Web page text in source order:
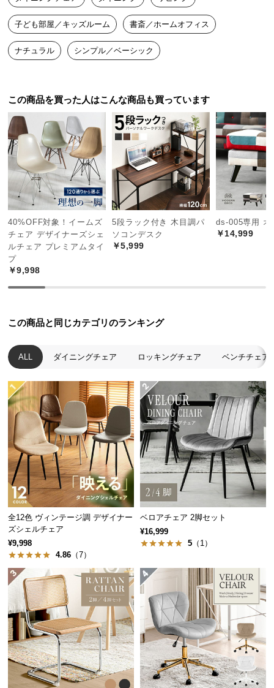
つ
い
て
設
置
サ
ス
に
つ
い
て
入
つ
て
返
品・
キ
ン
セ
に
つ
い
て
保
に
つ
い
て
会
員
規
子ども部屋／キッズルーム 書斎／ホームオフィス
ナチュラル シンプル／ベーシック
この商品を買った人はこんな商品も買っています
40%OFF対象！イームズ
チェア デザイナーズシェ
ルチェア プレミアムタイ
プ
￥9,998
5段ラック付き 木目調パ
ソコンデスク
￥5,999
ds-005専用 オ
￥14,999
この商品と同じカテゴリのランキング
ALL ダイニングチェア ロッキングチェア ベンチチェア
全12色 ヴィンテージ調 デザイナー
ズシェルチェア
¥9,998
4.86 （7）
ベロアチェア 2脚セット
¥16,999
5 （1）